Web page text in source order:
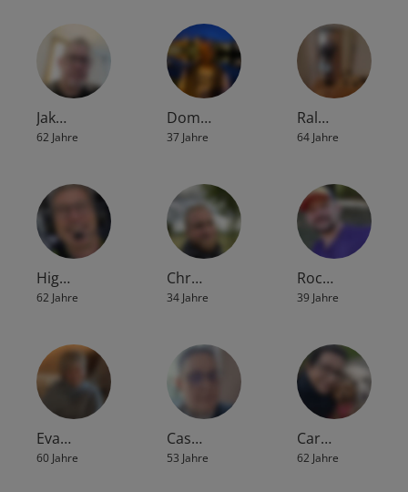
Jak…
62 Jahre
Dom…
37 Jahre
Ral…
64 Jahre
Hig…
62 Jahre
Chr…
34 Jahre
Roc…
39 Jahre
Eva…
60 Jahre
Cas…
53 Jahre
Car…
62 Jahre